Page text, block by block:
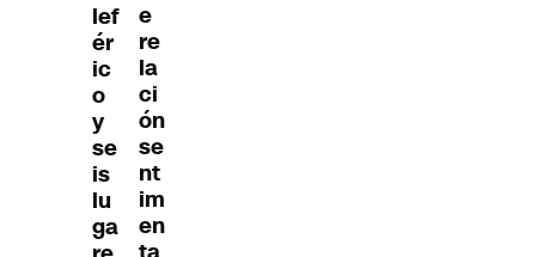
lef
ér
ic
o
y
se
is
lu
ga
e
re
la
ci
ón
se
nt
im
en